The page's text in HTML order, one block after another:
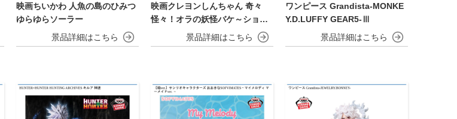
映画ちいかわ 人魚の島のひみつ
ゆらゆらソーラー
映画クレヨンしんちゃん 奇々
怪々！オラの妖怪バケ～ション
おおきなSOFVIMATES～野原し
んのすけ～
ワンピース Grandista-MONKE
Y.D.LUFFY GEAR5-Ⅲ